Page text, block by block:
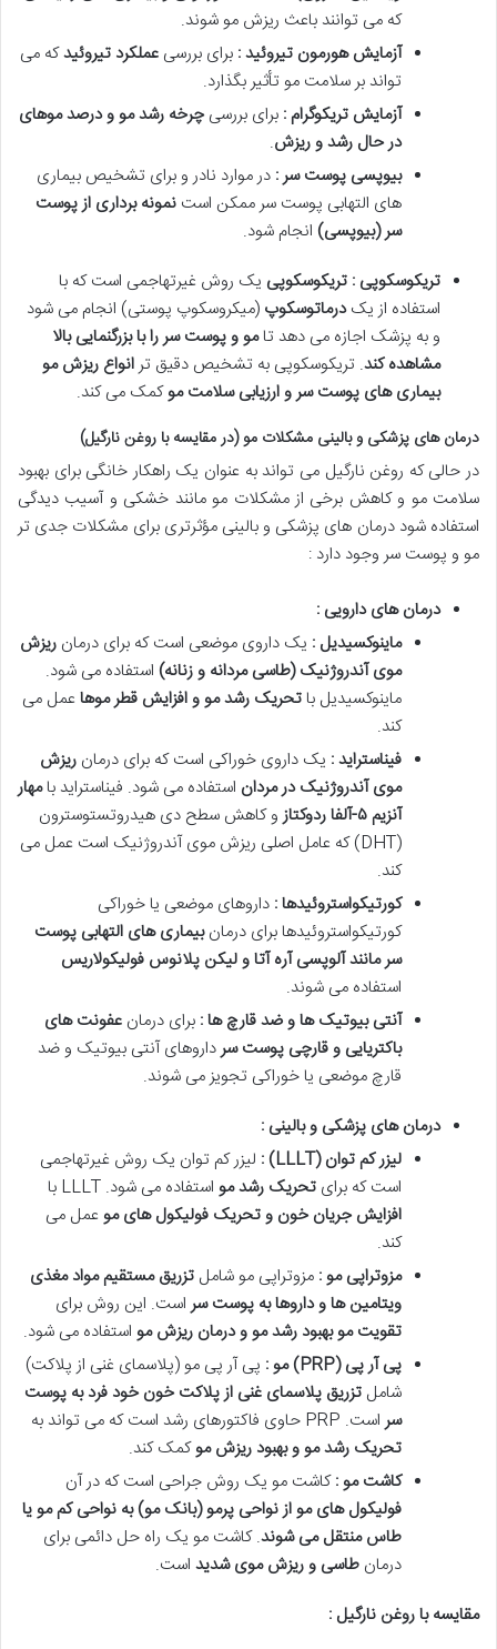
که می توانند باعث ریزش مو شوند.
آزمایش هورمون تیروئید : برای بررسی عملکرد تیروئیدکه می
تواند بر سلامت مو تأثیر بگذارد.
آزمایش تریکوگرام : برای بررسیچرخه رشد مو و درصد موهای
در حال رشد و ریزش.
بیوپسی پوست سر : در موارد نادر و برای تشخیص بیماری
های التهابی پوست سر ممکن است نمونه برداری از پوست
سر (بیوپسی) انجام شود.
تریکوسکوپی : تریکوسکوپی یک روش غیرتهاجمی است که با
استفاده از یکدرماتوسکوپ (میکروسکوپ پوستی) انجام می شود
و به پزشک اجازه می دهد تامو و پوست سر را با بزرگنمایی بالا
مشاهده کند. تریکوسکوپی به تشخیص دقیق تر انواع ریزش مو
بیماری های پوست سر و ارزیابی سلامت موکمک می کند.
درمان های پزشکی و بالینی مشکلات مو (در مقایسه با روغن نارگیل)
در حالی که روغن نارگیل می تواند به عنوان یک راهکار خانگی برای بهبود
سلامت مو و کاهش برخی از مشکلات مو مانند خشکی و آسیب دیدگی
استفاده شود درمان های پزشکی و بالینی مؤثرتری برای مشکلات جدی تر
مو و پوست سر وجود دارد :
درمان های دارویی :
ماینوکسیدیل : یک داروی موضعی است که برای درمان ریزش
موی آندروژنیک (طاسی مردانه و زنانه) استفاده می شود.
ماینوکسیدیل باتحریک رشد مو و افزایش قطر موها عمل می
کند.
فیناستراید : یک داروی خوراکی است که برای درمان ریزش
موی آندروژنیک در مردان استفاده می شود. فیناستراید بامهار
آنزیم ۵-آلفا ردوکتاز و کاهش سطح دی هیدروتستوسترون
(DHT) که عامل اصلی ریزش موی آندروژنیک است عمل می
کند.
کورتیکواستروئیدها : داروهای موضعی یا خوراکی
کورتیکواستروئیدها برای درمانبیماری های التهابی پوست
سر مانند آلوپسی آره آتا و لیکن پلانوس فولیکولاریس
استفاده می شوند.
آنتی بیوتیک ها و ضد قارچ ها : برای درمان عفونت های
باکتریایی و قارچی پوست سرداروهای آنتی بیوتیک و ضد
قارچ موضعی یا خوراکی تجویز می شوند.
درمان های پزشکی و بالینی :
لیزر کم توان(LLLT)
: لیزر کم توان یک روش غیرتهاجمی
است که برای تحریک رشد مو استفاده می شود. LLLT با
افزایش جریان خون و تحریک فولیکول های مو عمل می
کند.
مزوتراپی مو : مزوتراپی مو شامل تزریق مستقیم مواد مغذی
ویتامین ها و داروها به پوست سر است. این روش برای
تقویت مو بهبود رشد مو و درمان ریزش مو استفاده می شود.
پی آر پی(PRP) مو : پی آر پی مو (پلاسمای غنی از پلاکت)
شامل تزریق پلاسمای غنی از پلاکت خون خود فرد به پوست
سر است. PRP حاوی فاکتورهای رشد است که می تواند به
تحریک رشد مو و بهبود ریزش موکمک کند.
کاشت مو :کاشت مو یک روش جراحی است که در آن
فولیکول های مو از نواحی پرمو (بانک مو) به نواحی کم مو یا
طاس منتقل می شوند. کاشت مو یک راه حل دائمی برای
درمان طاسی و ریزش موی شدید است.
مقایسه با روغن نارگیل :